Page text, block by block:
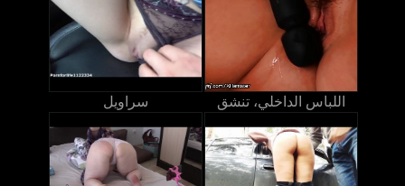
سراويل اللباس الداخلي، تنشق